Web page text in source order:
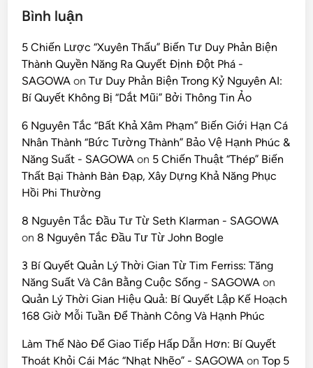
Bình luận
5 Chiến Lược “Xuyên Thấu” Biến Tư Duy Phản Biện
Thành Quyền Năng Ra Quyết Định Đột Phá -
SAGOWA onTư Duy Phản Biện Trong Kỷ Nguyên AI:
Bí Quyết Không Bị “Dắt Mũi” Bởi Thông Tin Ảo
6 Nguyên Tắc “Bất Khả Xâm Phạm” Biến Giới Hạn Cá
Nhân Thành “Bức Tường Thành” Bảo Vệ Hạnh Phúc &
Năng Suất - SAGOWA on 5 Chiến Thuật “Thép” Biến
Thất Bại Thành Bàn Đạp, Xây Dựng Khả Năng Phục
Hồi Phi Thường
8 Nguyên Tắc Đầu Tư Từ Seth Klarman - SAGOWA
on 8 Nguyên Tắc Đầu Tư Từ John Bogle
3 Bí Quyết Quản Lý Thời Gian Từ Tim Ferriss: Tăng
Năng Suất Và Cân Bằng Cuộc Sống - SAGOWA on
Quản Lý Thời Gian Hiệu Quả: Bí Quyết Lập Kế Hoạch
168 Giờ Mỗi Tuần Để Thành Công Và Hạnh Phúc
Làm Thế Nào Để Giao Tiếp Hấp Dẫn Hơn: Bí Quyết
Thoát Khỏi Cái Mác “Nhạt Nhẽo” - SAGOWA onTop 5